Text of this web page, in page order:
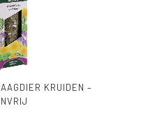
KRUIDEN –